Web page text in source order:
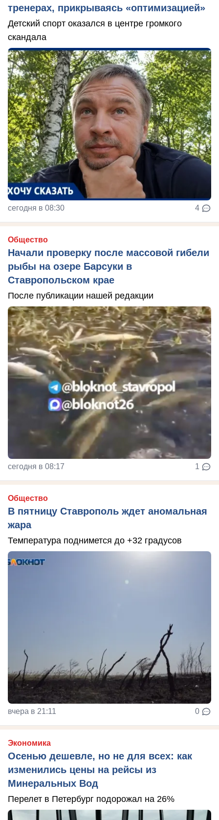
тренерах, прикрываясь «оптимизацией»
Детский спорт оказался в центре громкого
скандала
сегодня в 08:30 4
Общество
Начали проверку после массовой гибели
рыбы на озере Барсуки в
Ставропольском крае
После публикации нашей редакции
сегодня в 08:17 1
Общество
В пятницу Ставрополь ждет аномальная
жара
Температура поднимется до +32 градусов
вчера в 21:11 0
Экономика
Осенью дешевле, но не для всех: как
изменились цены на рейсы из
Минеральных Вод
Перелет в Петербург подорожал на 26%